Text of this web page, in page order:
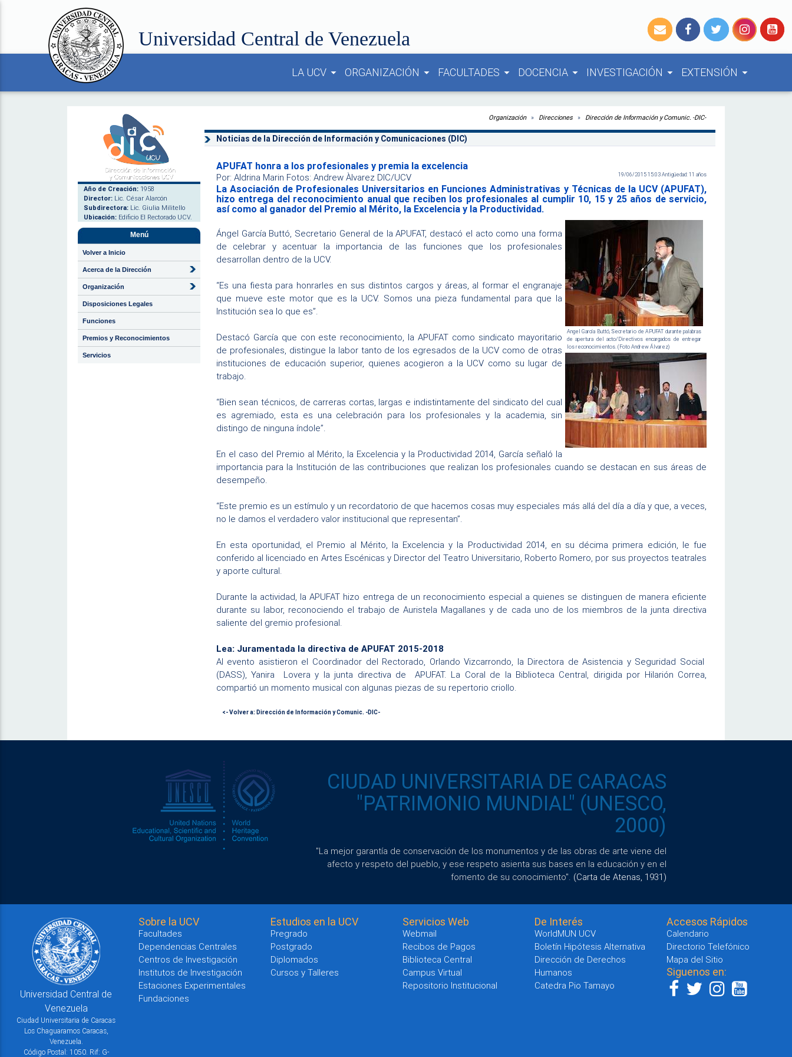
Universidad Central de Venezuela
LA UCV arrow_drop_down ORGANIZACIÓN arrow_drop_down FACULTADES arrow_drop_down DOCENCIA arrow_drop_down INVESTIGACIÓN arrow_drop_down EXTENSIÓN arrow_drop_down
Año de Creación: 1958
Director: Lic. César Alarcón
Subdirectora: Lic. Giulia Militello
Ubicación: Edificio El Rectorado UCV.
Menú
Volver a Inicio
Acerca de la Dirección
Organización
Disposiciones Legales
Funciones
Premios y Reconocimientos
Servicios
Organización Direcciones Dirección de Información y Comunic. -DIC-
Noticias de la Dirección de Información y Comunicaciones (DIC)
APUFAT honra a los profesionales y premia la excelencia
19/06/2015 15:03 Antigüedad: 11 años
Por: Aldrina Marin Fotos: Andrew Àlvarez DIC/UCV
La Asociación de Profesionales Universitarios en Funciones Administrativas y Técnicas de la UCV (APUFAT),
hizo entrega del reconocimiento anual que reciben los profesionales al cumplir 10, 15 y 25 años de servicio,
así como al ganador del Premio al Mérito, la Excelencia y la Productividad.
Angel García Buttó, Secretario de APUFAT durante palabras
de apertura del acto/Directivos encargados de entregar
los reconocimientos. (Foto Andrew Álvarez)
Ángel García Buttó, Secretario General de la APUFAT, destacó el acto como una forma
de celebrar y acentuar la importancia de las funciones que los profesionales
desarrollan dentro de la UCV.
“Es una fiesta para honrarles en sus distintos cargos y áreas, al formar el engranaje
que mueve este motor que es la UCV. Somos una pieza fundamental para que la
Institución sea lo que es”.
Destacó García que con este reconocimiento, la APUFAT como sindicato mayoritario
de profesionales, distingue la labor tanto de los egresados de la UCV como de otras
instituciones de educación superior, quienes acogieron a la UCV como su lugar de
trabajo.
“Bien sean técnicos, de carreras cortas, largas e indistintamente del sindicato del cual
es agremiado, esta es una celebración para los profesionales y la academia, sin
distingo de ninguna índole”.
En el caso del Premio al Mérito, la Excelencia y la Productividad 2014, García señaló la
importancia para la Institución de las contribuciones que realizan los profesionales cuando se destacan en sus áreas de
desempeño.
“Este premio es un estímulo y un recordatorio de que hacemos cosas muy especiales más allá del día a día y que, a veces,
no le damos el verdadero valor institucional que representan”.
En esta oportunidad, el Premio al Mérito, la Excelencia y la Productividad 2014, en su décima primera edición, le fue
conferido al licenciado en Artes Escénicas y Director del Teatro Universitario, Roberto Romero, por sus proyectos teatrales
y aporte cultural.
Durante la actividad, la APUFAT hizo entrega de un reconocimiento especial a quienes se distinguen de manera eficiente
durante su labor, reconociendo el trabajo de Auristela Magallanes y de cada uno de los miembros de la junta directiva
saliente del gremio profesional.
Lea: Juramentada la directiva de APUFAT 2015-2018
Al evento asistieron el Coordinador del Rectorado, Orlando Vizcarrondo, la Directora de Asistencia y Seguridad Social
(DASS), Yanira Lovera y la junta directiva de APUFAT. La Coral de la Biblioteca Central, dirigida por Hilarión Correa,
compartió un momento musical con algunas piezas de su repertorio criollo.
<- Volver a: Dirección de Información y Comunic. -DIC-
CIUDAD UNIVERSITARIA DE CARACAS
"PATRIMONIO MUNDIAL" (UNESCO,
2000)
"La mejor garantía de conservación de los monumentos y de las obras de arte viene del
afecto y respeto del pueblo, y ese respeto asienta sus bases en la educación y en el
fomento de su conocimiento". (Carta de Atenas, 1931)
Universidad Central de
Venezuela
Ciudad Universitaria de Caracas
Los Chaguaramos Caracas,
Venezuela.
Código Postal: 1050. Rif: G-
Sobre la UCV
Facultades
Dependencias Centrales
Centros de Investigación
Institutos de Investigación
Estaciones Experimentales
Fundaciones
Estudios en la UCV
Pregrado
Postgrado
Diplomados
Cursos y Talleres
Servicios Web
Webmail
Recibos de Pagos
Biblioteca Central
Campus Virtual
Repositorio Institucional
De Interés
WorldMUN UCV
Boletín Hipótesis Alternativa
Dirección de Derechos
Humanos
Catedra Pio Tamayo
Accesos Rápidos
Calendario
Directorio Telefónico
Mapa del Sitio
Siguenos en: